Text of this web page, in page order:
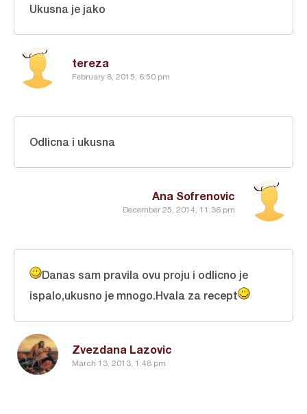
tereza
February 8, 2015, 6:50 pm
Ukusna je jako
Ana Sofrenovic
December 25, 2014, 11:36 pm
Odlicna i ukusna
Zvezdana Lazovic
March 13, 2013, 1:48 pm
Danas sam pravila ovu proju i odlicno je
ispalo,ukusno je mnogo.Hvala za recept